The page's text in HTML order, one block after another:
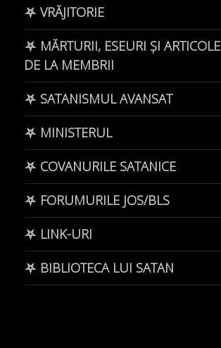
⛧ VRĂJITORIE
⛧ MĂRTURII, ESEURI ȘI ARTICOLE
DE LA MEMBRII
⛧ SATANISMUL AVANSAT
⛧ MINISTERUL
⛧ COVANURILE SATANICE
⛧ FORUMURILE JOS/BLS
⛧ LINK-URI
⛧ BIBLIOTECA LUI SATAN